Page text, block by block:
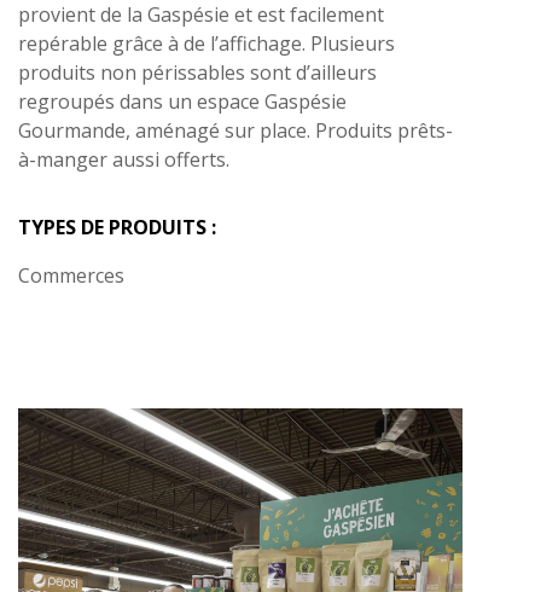
provient de la Gaspésie et est facilement
repérable grâce à de l’affichage. Plusieurs
produits non périssables sont d’ailleurs
regroupés dans un espace Gaspésie
Gourmande, aménagé sur place. Produits prêts-
à-manger aussi offerts.
TYPES DE PRODUITS :
Commerces